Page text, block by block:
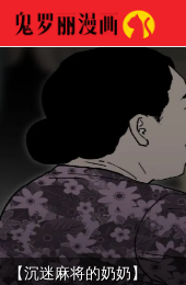
【沉迷麻将的奶奶】